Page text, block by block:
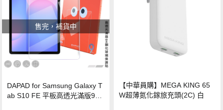
售完，補貨中
DAPAD for Samsung Galaxy T
ab S10 FE 平板高透光滿版9H
【中華員購】MEGA KING 65
W超薄氮化鎵旅充頭(2C) 白